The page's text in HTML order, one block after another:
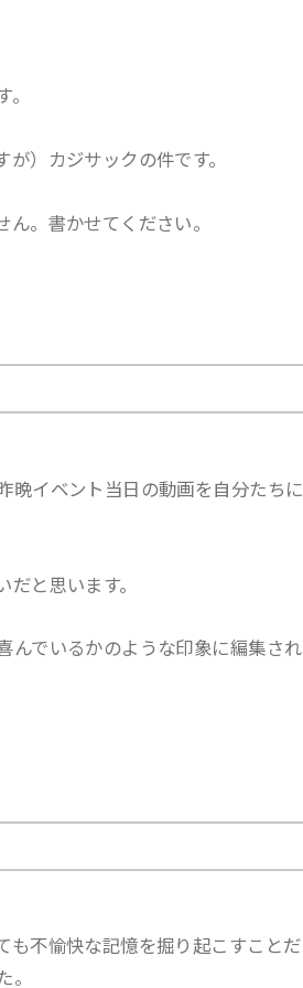
）カジサックの件です。
。書かせてください。
晩イベント当日の動画を自分たちに
と思います。
んでいるかのような印象に編集され
も不愉快な記憶を掘り起こすことだ
。